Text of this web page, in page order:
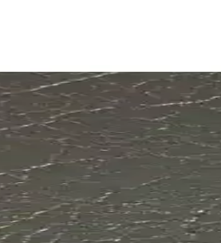
2019-2025 Uyumlu
2019-2025 modellerle uyumlu, grafit
Temizlik Çözümü
ve dayanıklı malzemeleriyle
Güçlü Performans Sunar
özellikleriyle her hava koşulunda